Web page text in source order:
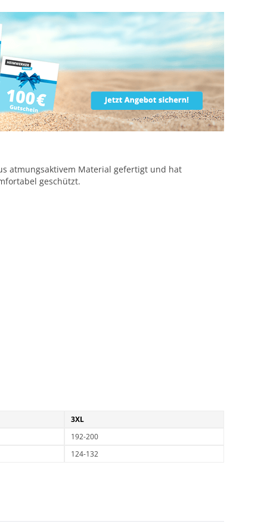
atmungsaktivem Material gefertigt und hat
geschützt.
3XL
192-200
124-132